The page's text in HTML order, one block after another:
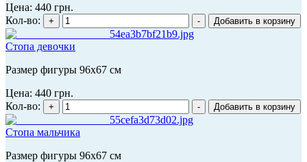
Цена: 440 грн.
Кол-во:
Стопа девочки
Размер фигуры 96х67 см
Цена: 440 грн.
Кол-во:
Стопа мальчика
Размер фигуры 96х67 см